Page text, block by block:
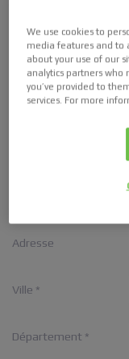
Prénom *
Adresse
Ville *
Département *
We use cookies to
media features and to
about your use of our
analytics partners
you’ve provided to
services. For more